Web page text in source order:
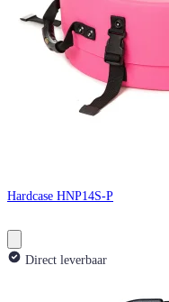
Hardcase HNP14S-P
Direct leverbaar